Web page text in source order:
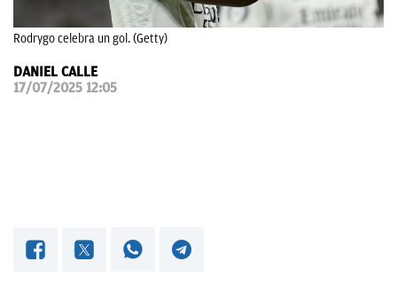
Rodrygo celebra un gol. (Getty)
DANIEL CALLE
17/07/2025 12:05